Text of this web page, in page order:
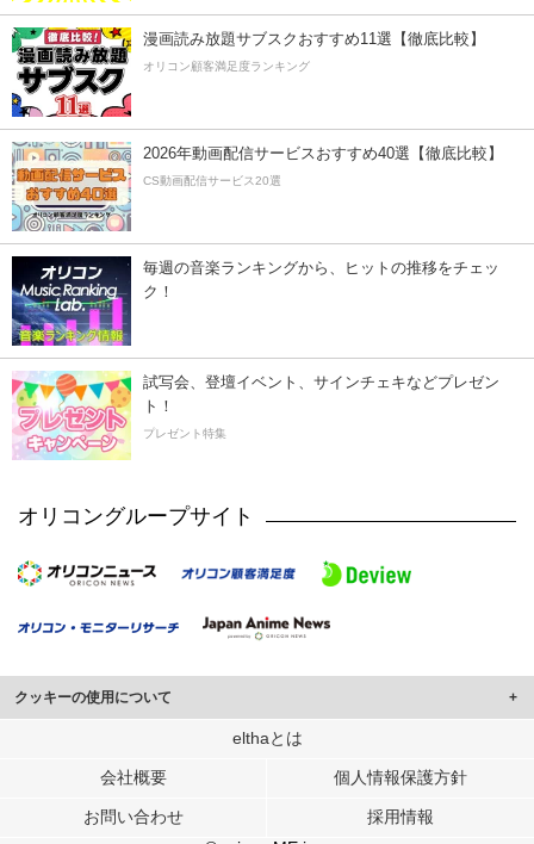
漫画読み放題サブスクおすすめ11選【徹底比較】
オリコン顧客満足度ランキング
2026年動画配信サービスおすすめ40選【徹底比較】
CS動画配信サービス20選
毎週の音楽ランキングから、ヒットの推移をチェッ
ク！
試写会、登壇イベント、サインチェキなどプレゼン
ト！
プレゼント特集
オリコングループサイト
クッキーの使用について
このサイトでは Cookie を使用して、ユーザーに合わせたコンテンツや広告の
行っています。
メディアや広告配信、データ解析の各パートナーに提供しています。
各パートナーは、この情報とユーザーが各パートナーに提供した他の情報や、
elthaとは
会社概要 個人情報保護方針
お問い合わせ
採用情報